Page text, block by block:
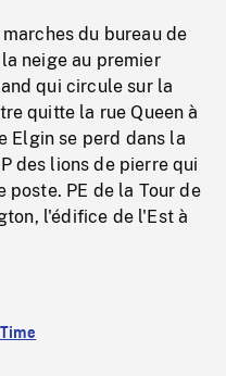
du bureau de
neige au premier
qui circule sur la
quitte la rue Queen à
Elgin se perd dans la
des lions de pierre qui
poste. PE de la Tour de
l'édifice de l'Est à